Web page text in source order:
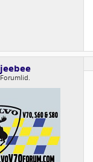
jeebee
Forumlid.